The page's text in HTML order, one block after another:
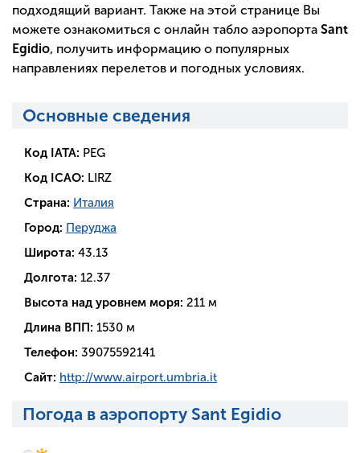
подходящий вариант. Также на этой странице Вы
можете ознакомиться с онлайн табло аэропорта Sant
Egidio, получить информацию о популярных
направлениях перелетов и погодных условиях.
Основные сведения
Код IATA: PEG
Код ICAO: LIRZ
Страна: Италия
Город: Перуджа
Широта: 43.13
Долгота: 12.37
Высота над уровнем моря: 211 м
Длина ВПП: 1530 м
Телефон: 39075592141
Сайт: http://www.airport.umbria.it
Погода в аэропорту Sant Egidio